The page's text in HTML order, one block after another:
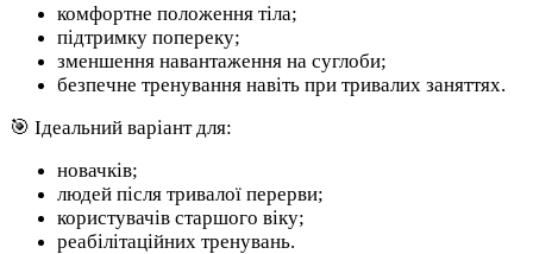
комфортне положення тіла;
підтримку попереку;
зменшення навантаження на суглоби;
безпечне тренування навіть при тривалих заняттях.
🎯 Ідеальний варіант для:
новачків;
людей після тривалої перерви;
користувачів старшого віку;
реабілітаційних тренувань.